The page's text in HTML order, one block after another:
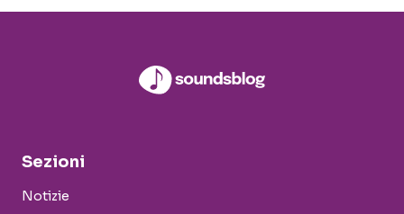
Sezioni
Notizie